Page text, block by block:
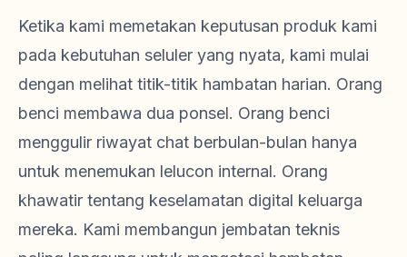
Ketika kami memetakan keputusan produk kami
pada kebutuhan seluler yang nyata, kami mulai
dengan melihat titik-titik hambatan harian. Orang
benci membawa dua ponsel. Orang benci
menggulir riwayat chat berbulan-bulan hanya
untuk menemukan lelucon internal. Orang
khawatir tentang keselamatan digital keluarga
mereka. Kami membangun jembatan teknis